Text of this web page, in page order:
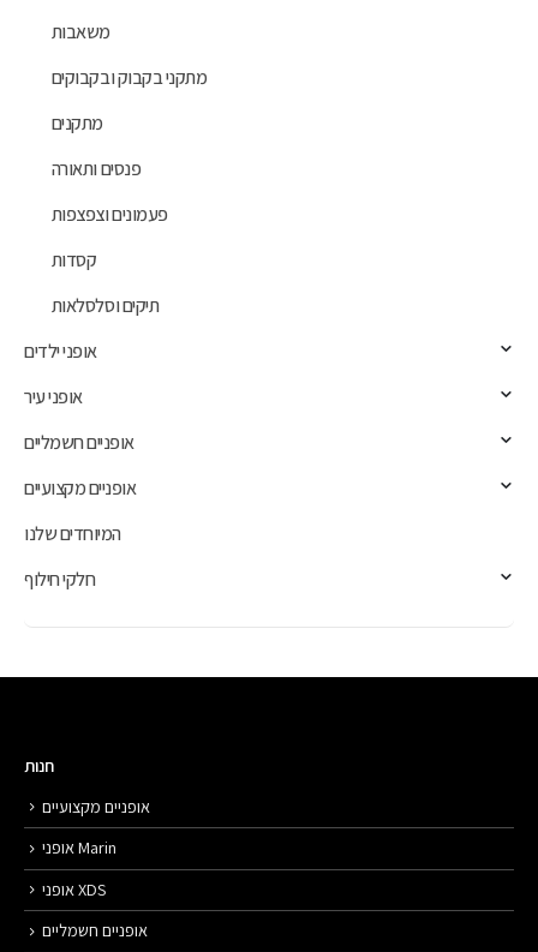
משאבות
מתקני בקבוק ובקבוקים
מתקנים
פנסים ותאורה
פעמונים וצפצפות
קסדות
תיקים וסלסלאות
אופני ילדים
אופני עיר
אופניים חשמליים
אופניים מקצועיים
המיוחדים שלנו
חלקי חילוף
חנות
אופניים מקצועיים
אופני Marin
אופני XDS
אופניים חשמליים